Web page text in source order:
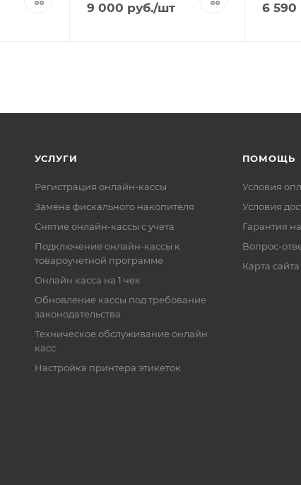
9 000 руб./шт 6 590
УСЛУГИ
Регистрация онлайн-кассы
Замена фискального накопителя
Снятие онлайн-кассы с учета
Подключение онлайн-кассы к
товароучетной программе
Онлайн касса на 1 чек
Обновление кассы под требование
законодательства
Техническое обслуживание онлайн
касс
Настройка принтера этикеток
ПОМОЩЬ
Условия
Условия
Гарантия
Вопрос-
Карта сайта